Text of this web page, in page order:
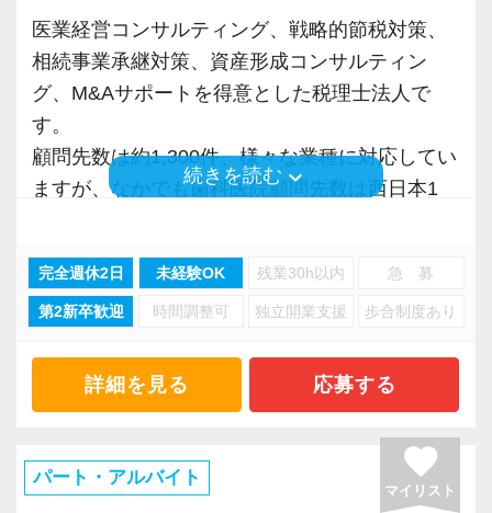
「スタッフインタビュー」や「今後のグループ
目標」、「面接で重要視するポイント」なども
詳しく解説していますので、ぜひご覧ください
(^ ^)
◆2024年の取材：元国税調査官かつ現役税理士
インセンティブ制度を導入した、やりがいのあ
る働き方
◆2022年の取材：後編【金髪・ピアスOK】自由
所）の中では非常に若手が多く、20代〜40代の
方々が大活躍しております！
また、「報われないを終わらせる」をキャッチ
コピーに、業界No1を自負するインセンティブ
制度を採用。20代で年収1,000万円、30代で年
スタッフが複数在籍中です。
その他、有休消化率は100％を推奨。最高の職場
環境を整え、皆さまのご応募をお待ちしており
ますので、腕に自信のある方は奮ってご応募く
ださい(^ ^)
【求める人材】
ケースが多く、顧問料も高くなる傾向にありま
す。
＜勤続年数に応じた業務内容と年収イメージ＞
【例】業界経験3年の方が入社した場合
◆入社1年目（年収700万円前後）
・個人事業主や年商3億円未満のスタートアップ
法人をメインで担当。
◆入社3年目（年収1,000万円前後）
・担当顧問25〜30件前後。共同案件のリーダー
担当1〜2件前後、サポート担当5件前後。
・マネージャーやその補佐などを担当。
・財務コンサル業務を担当。
しています。
２）情報共有
意思疎通と情報共有をスムーズにできるよう、
以下のような態勢を整えています
・グループウェアの利用によるカルテ・履歴の
情報の共有
・ペーパーレス化で資料・情報のデジタル共有
る環境の実現
完全週休2日制で、年間を通じ休日に出勤するこ
毎月第一金曜日は「残業禁止」にしています。
よく働き、よく遊ぶ、メリハリがある楽しい事
務所です。
一人暮らしサポート
一人暮らしをするスタッフには別途手当も支給
アな制度です。
社員旅行
ロサンゼルス、ラスベガス、シンガポール、マ
レーシア、グアムなど社員旅行は海外へ行って
レッシュができます。
医業経営コンサルティング、戦略的節税対策、
相続事業承継対策、資産形成コンサルティン
グ、M&Aサポートを得意とした税理士法人で
す。
顧問先数は約1,300件、様々な業種に対応してい
ますが、なかでも歯科医院顧問先数は西日本1
その他にも組織再編税制やM&Aを含めた事業承
継対策への対応も積極的に行っていることか
今回の募集では会計事務所の経験がない方で
も、この業界でステップアップしていきたい方
続きを読む keyboard_arrow_down
完全週休2日 未経験OK 残業30h以内 急 募
第2新卒歓迎 時間調整可 独立開業支援 歩合制度あり
詳細を見る 応募する
パート・アルバイト favorite
マイリスト